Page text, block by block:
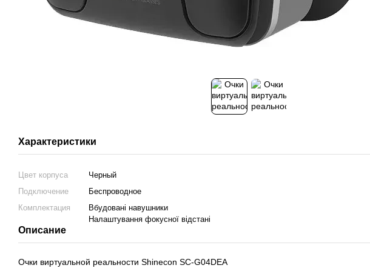
Характеристики
Цвет корпуса
Черный
Подключение
Беспроводное
Комплектация
Вбудовані навушники
Налаштування фокусної відстані
Описание
Очки виртуальной реальности Shinecon SC-G04DEA